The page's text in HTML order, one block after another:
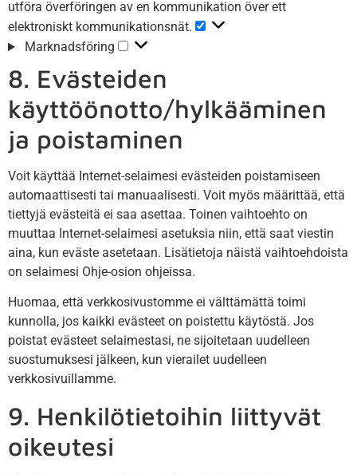
utföra överföringen av en kommunikation över ett
elektroniskt kommunikationsnät.
Marknadsföring
8. Evästeiden
käyttöönotto/hylkääminen
ja poistaminen
Voit käyttää Internet-selaimesi evästeiden poistamiseen
automaattisesti tai manuaalisesti. Voit myös määrittää, että
tiettyjä evästeitä ei saa asettaa. Toinen vaihtoehto on
muuttaa Internet-selaimesi asetuksia niin, että saat viestin
aina, kun eväste asetetaan. Lisätietoja näistä vaihtoehdoista
on selaimesi Ohje-osion ohjeissa.
Huomaa, että verkkosivustomme ei välttämättä toimi
kunnolla, jos kaikki evästeet on poistettu käytöstä. Jos
poistat evästeet selaimestasi, ne sijoitetaan uudelleen
suostumuksesi jälkeen, kun vierailet uudelleen
verkkosivuillamme.
9. Henkilötietoihin liittyvät
oikeutesi